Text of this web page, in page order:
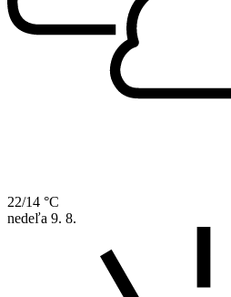
22/14 °C
nedeľa 9. 8.